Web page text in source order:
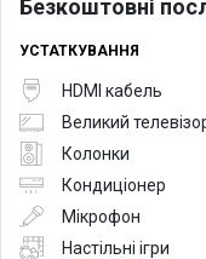
Безкоштовні
УСТАТКУВАННЯ
HDMI кабель
Великий
Колонки
Кондиціонер
Мікрофон
Настільні ігри